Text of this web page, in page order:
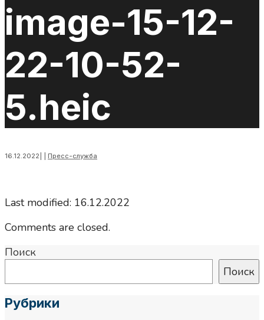
image-15-12-
22-10-52-
5.heic
16.12.2022 Пресс-служба
Last modified: 16.12.2022
Comments are closed.
Поиск
Поиск
Рубрики